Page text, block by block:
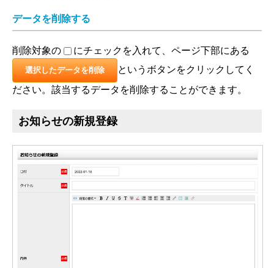
データを削除する
削除対象の にチェックを入れて、ページ下部にある
選択したデータを削除
というボタンをクリックしてく
ださい。該当するデータを削除することができます。
お知らせの新規登録